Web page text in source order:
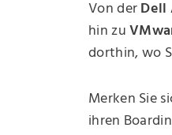
Von der Dell
hin zu
dorthin, wo
Merken Sie
ihren